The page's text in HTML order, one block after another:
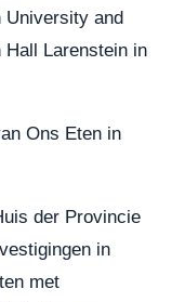
University and
Hall Larenstein in
Ons Eten in
der Provincie
in
met